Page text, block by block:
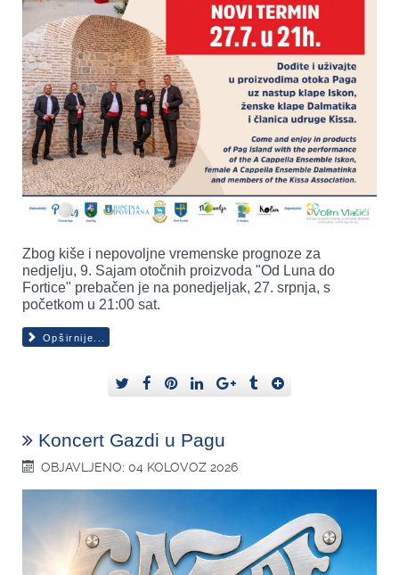
Zbog kiše i nepovoljne vremenske prognoze za
nedjelju, 9. Sajam otočnih proizvoda "Od Luna do
Fortice" prebačen je na ponedjeljak, 27. srpnja, s
početkom u 21:00 sat.
Opširnije...
Koncert Gazdi u Pagu
OBJAVLJENO: 04 KOLOVOZ 2026